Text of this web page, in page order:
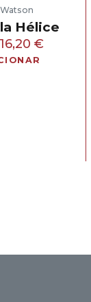
Hélice
O
16,20 €O